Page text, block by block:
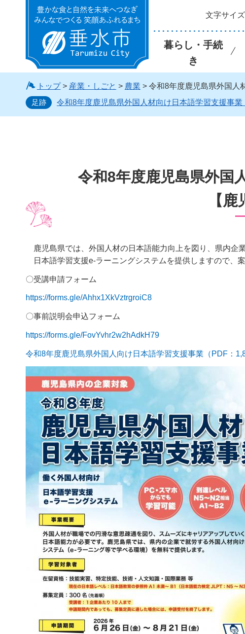
垂水市 文字サイ
暮らし・手続
き
トップ> 産業・しごと > 農業 > 令和8年度鹿児島県外国人
足跡
令和8年度鹿児島県外国人材向け日本語学習支援事業
令和8年度鹿児島県外国
【鹿
鹿児島県では、外国人材の日本語能力向上を図り、県内企
日本語学習支援e-ラーニングシステムを提供しますので、
〇受講申請フォーム
https://forms.gle/Ahhx1XkVztrgroiC8
〇事前説明会申込フォーム
https://forms.gle/FovYvhr2w2hAdkH79
令和8年度鹿児島県外国人向け日本語学習支援事業（PDF：